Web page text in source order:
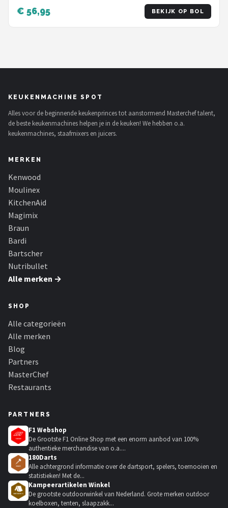
€ 56,95 BEKIJK OP BOL
KEUKENMACHINE SPOT
Alles voor de beginnende keukenprinces tot aanstormend Masterchef talent,
de beste keukenmachines helpen je in de keuken! We hebben o.a.
keukenmachines, staafmixers en juicers.
MERKEN
Kenwood
Moulinex
KitchenAid
Magimix
Braun
Bardi
Bartscher
Nutribullet
Alle merken →
SHOP
Alle categorieën
Alle merken
Blog
Partners
MasterChef
Restaurants
PARTNERS
F1 Webshop
De Grootste F1 Online Shop met een enorm aanbod van 100%
authentieke merchandise van o.a....
180Darts
Alle achtergrond informatie over de dartsport, spelers, toernooien en
statistieken! Met de...
Kampeerartikelen Winkel
De grootste outdoorwinkel van Nederland. Grote merken outdoor
koelboxen, tenten, slaapzakk...